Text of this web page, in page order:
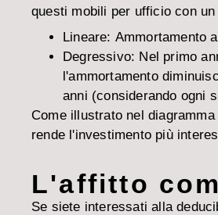
questi mobili per ufficio con
Lineare: Ammortamento
Degressivo: Nel primo
l'ammortamento
anni (considerando ogni
Come illustrato nel
rende l'investimento più
L'affitto
Se siete interessati alla